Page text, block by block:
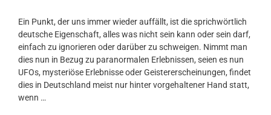
Ein Punkt, der uns immer wieder auffällt, ist die sprichwörtlich
deutsche Eigenschaft, alles was nicht sein kann oder sein darf,
einfach zu ignorieren oder darüber zu schweigen. Nimmt man
dies nun in Bezug zu paranormalen Erlebnissen, seien es nun
UFOs, mysteriöse Erlebnisse oder Geistererscheinungen, findet
dies in Deutschland meist nur hinter vorgehaltener Hand statt,
wenn …